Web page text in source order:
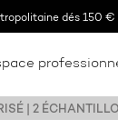
dés 150
| 2